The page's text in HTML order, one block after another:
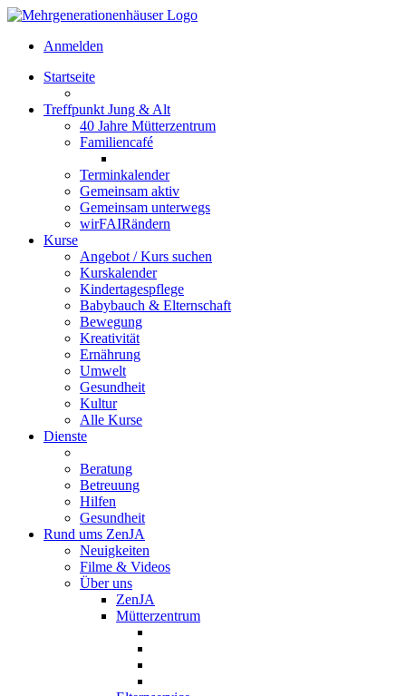
Anmelden
Startseite
Treffpunkt Jung & Alt
40 Jahre Mütterzentrum
Familiencafé
Terminkalender
Gemeinsam aktiv
Gemeinsam unterwegs
wirFAIRändern
Kurse
Angebot / Kurs suchen
Kurskalender
Kindertagespflege
Babybauch & Elternschaft
Bewegung
Kreativität
Ernährung
Umwelt
Gesundheit
Kultur
Alle Kurse
Dienste
Beratung
Betreuung
Hilfen
Gesundheit
Rund ums ZenJA
Neuigkeiten
Filme & Videos
Über uns
ZenJA
Mütterzentrum